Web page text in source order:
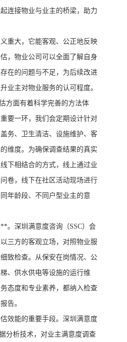
连接物业与业主的桥梁，助力
重大，它能客观、公正地反映
，物业公司可以全面了解自身
在的问题与不足，为后续改进
业主对物业服务的认可程度。
方面有着科学完善的方法体
要一环，我们会定期设计针对
务、卫生清洁、设施维护、客
维度。为确保调查结果的真实
下相结合的方式，线上通过业
卷，线下在社区活动现场进行
年龄段、不同户型业主的意
。深圳满意度咨询（SSC）会
三方的客观立场，对照物业服
致检查。从保安在岗情况、公
、供水供电等设施的运行维
态度和专业素养，都纳入检查
告。
效能的重要手段。深圳满意度
分析技术，对业主满意度调查